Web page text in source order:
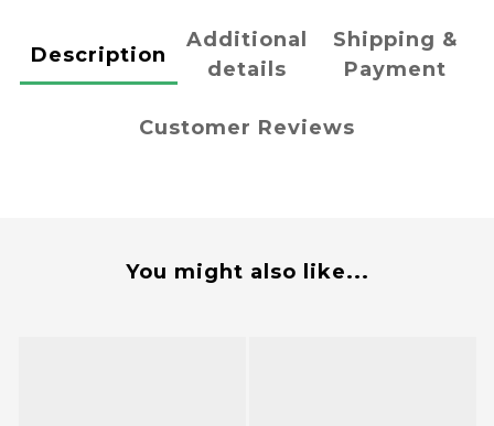
Description
Additional
details
Shipping &
Payment
Customer Reviews
You might also like...